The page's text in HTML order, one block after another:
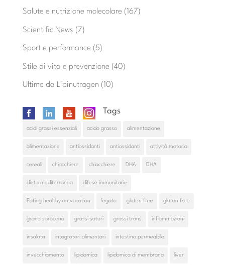
Salute e nutrizione molecolare (167)
Scientific News (7)
Sport e performance (5)
Stile di vita e prevenzione (40)
Ultime da Lipinutragen (10)
Tags
acidi grassi essenziali acido grasso alimentazione
alimentazione antiossidanti antiossidanti attività motoria
cereali chiacchiere chiacchiere DHA DHA
dieta mediterranea difese immunitarie
Eating healthy on vacation fegato gluten free gluten free
grano saraceno grassi saturi grassi trans infiammazioni
insalata integratori alimentari intestino permeabile
invecchiamento lipidomica lipidomica di membrana liver